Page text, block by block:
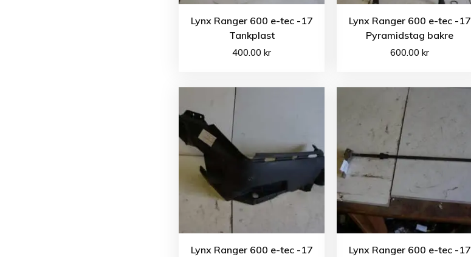
Lynx Ranger 600 e-tec -17
Tankplast
400.00kr
Lynx Ranger 600 e-tec -17
Pyramidstag bakre
600.00kr
Lynx Ranger 600 e-tec -17
Lynx Ranger 600 e-tec -17